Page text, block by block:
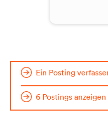
Ein Posting
6 Postings anzeigen